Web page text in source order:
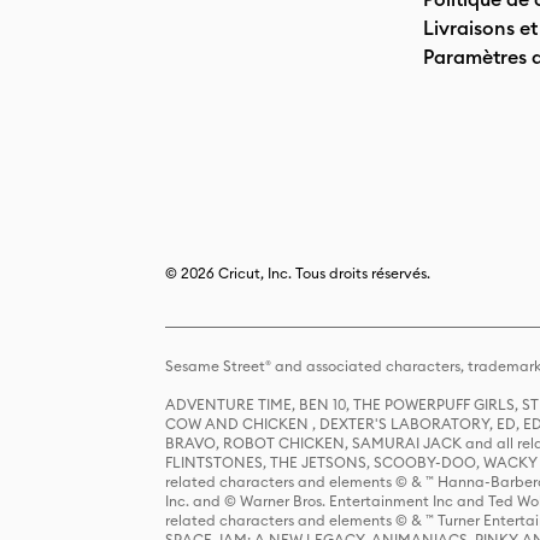
Livraisons
Paramètres
© 2026 Cricut, Inc. Tous droits réservés.
Sesame Street® and associated characters,
ADVENTURE TIME, BEN 10, THE POWERPUFF GIRLS,
COW AND CHICKEN , DEXTER'S LABORATORY, ED,
BRAVO, ROBOT CHICKEN, SAMURAI JACK and all
FLINTSTONES, THE JETSONS, SCOOBY-DOO,
related characters and elements © & ™ Hanna-
Inc. and © Warner Bros. Entertainment Inc and Ted
related characters and elements © & ™ Turner